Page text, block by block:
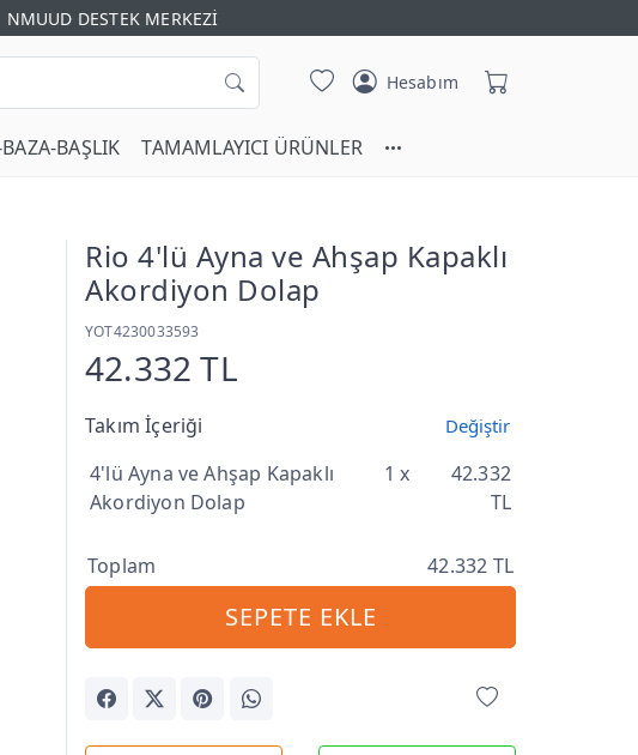
NMUUD DESTEK MERKEZİ
Hesabım
BAŞLIK TAMAMLAYICI ÜRÜNLER
Rio 4'lü Ayna ve Ahşap Kapaklı
Akordiyon Dolap
YOT4230033593
42.332 TL
Takım İçeriği Değiştir
4'lü Ayna ve Ahşap Kapaklı
Akordiyon Dolap
1 x
42.332
TL
Toplam 42.332 TL
SEPETE EKLE